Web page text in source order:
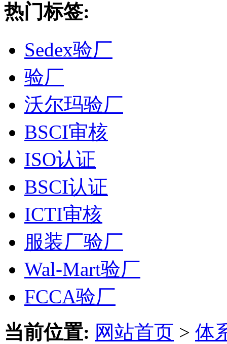
热门标签:
Sedex验厂
验厂
沃尔玛验厂
BSCI审核
ISO认证
BSCI认证
ICTI审核
服装厂验厂
Wal-Mart验厂
FCCA验厂
当前位置: 网站首页 > 体